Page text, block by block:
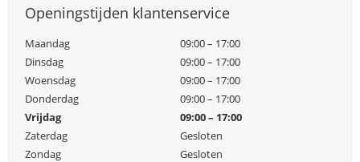
Openingstijden klantenservice
Maandag
09:00 – 17:00
Dinsdag
09:00 – 17:00
Woensdag
09:00 – 17:00
Donderdag
09:00 – 17:00
Vrijdag
09:00 – 17:00
Zaterdag
Gesloten
Zondag
Gesloten